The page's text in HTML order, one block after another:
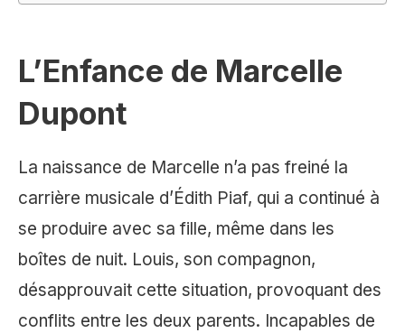
L’Enfance de Marcelle
Dupont
La naissance de Marcelle n’a pas freiné la
carrière musicale d’Édith Piaf, qui a continué à
se produire avec sa fille, même dans les
boîtes de nuit. Louis, son compagnon,
désapprouvait cette situation, provoquant des
conflits entre les deux parents. Incapables de